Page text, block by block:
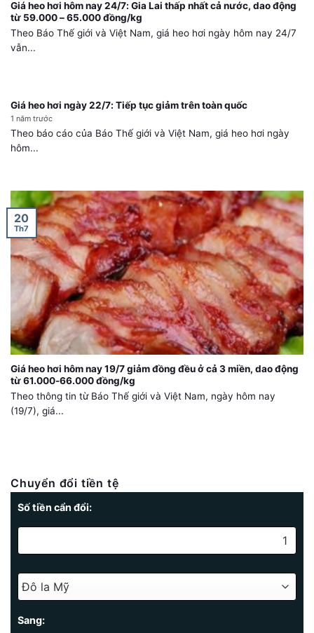
Giá heo hơi hôm nay 24/7: Gia Lai thấp nhất cả nước, dao động
từ 59.000 – 65.000 đồng/kg
Theo Báo Thế giới và Việt Nam, giá heo hơi ngày hôm nay 24/7
vẫn...
Giá heo hơi ngày 22/7: Tiếp tục giảm trên toàn quốc
1 năm trước
Theo báo cáo của Báo Thế giới và Việt Nam, giá heo hơi ngày
hôm...
Giá heo hơi hôm nay 19/7 giảm đồng đều ở cả 3 miền, dao động
từ 61.000-66.000 đồng/kg
Theo thông tin từ Báo Thế giới và Việt Nam, ngày hôm nay
(19/7), giá...
20
Th7
Chuyển đổi tiền tệ
Số tiền cẩn đổi:
Sang: